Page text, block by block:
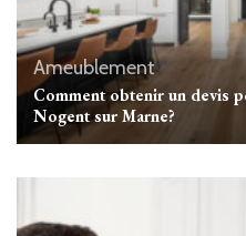
Ameublement
Comment obtenir un devis
Nogent sur Marne?